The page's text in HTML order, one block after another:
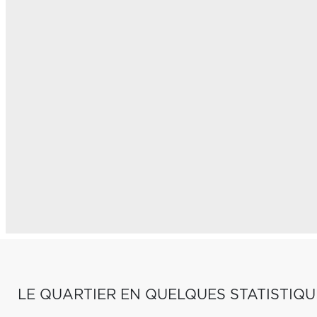
LE QUARTIER EN QUELQUES